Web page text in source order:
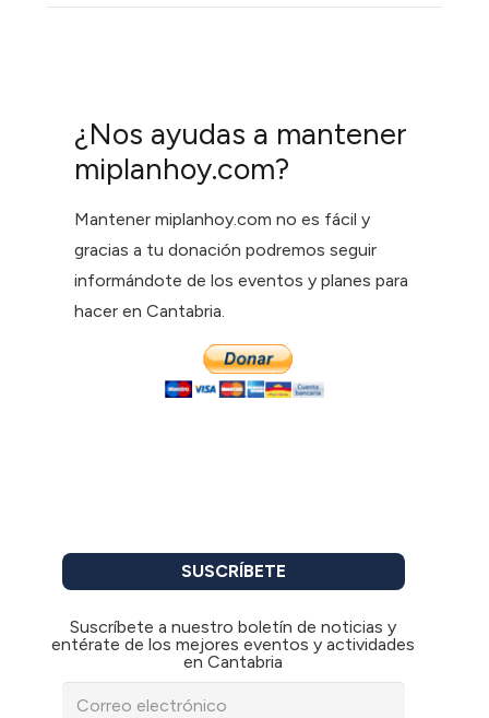
¿Nos ayudas a mantener
miplanhoy.com?
Mantener miplanhoy.com no es fácil y
gracias a tu donación podremos seguir
informándote de los eventos y planes para
hacer en Cantabria.
SUSCRÍBETE
Suscríbete a nuestro boletín de noticias y
entérate de los mejores eventos y actividades
en Cantabria